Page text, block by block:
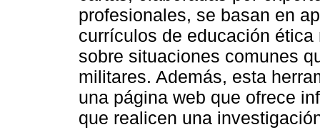
profesionales, se basan en
currículos de educación
sobre situaciones comunes
militares. Además, esta
una página web que ofrece
que realicen una